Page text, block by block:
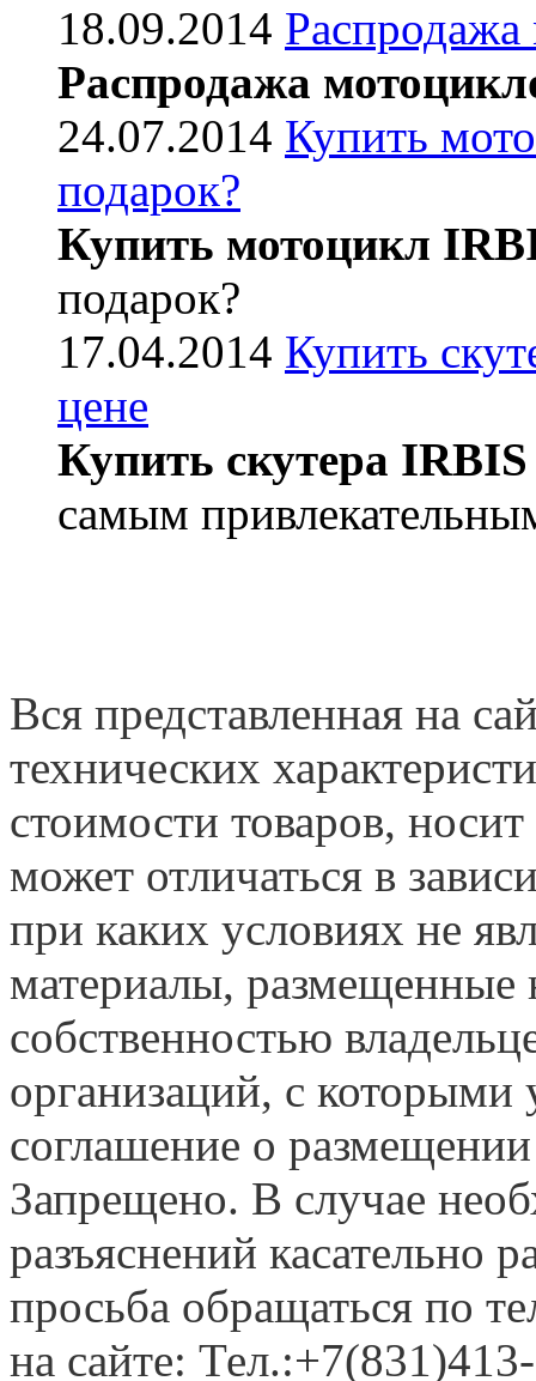
18.09.2014
Распродажа
24.07.2014 Купить
подарок?
Купить мотоцикл
подарок?
17.04.2014 Купить
цене
Купить скутера IRBIS
самым
Вся представленная на
технических
стоимости товаров,
может отличаться в
при каких условиях не
материалы, размещенные
собственностью
организаций, с которыми
соглашение о
Запрещено. В случае
разъяснений
просьба обращаться по
на сайте: